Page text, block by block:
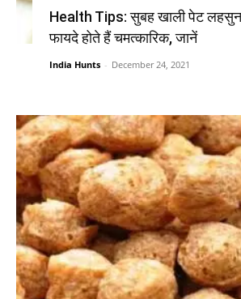
Health Tips: सुबह खाली पेट
फायदे होते हैं चमत्कारिक, जानें
India Hunts - December 24, 2021